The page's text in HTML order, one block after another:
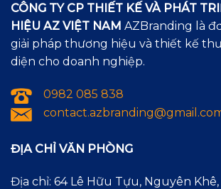
CÔNG TY CP THIẾT KẾ VÀ PHÁT
HIỆU AZ VIỆT NAM AZBranding là
giải pháp thương hiệu và thiết kế
diện cho doanh nghiệp.
0982 085 838
ĐỊA CHỈ VĂN PHÒNG
Địa chỉ: 64 Lê Hữu Tựu, Nguyên